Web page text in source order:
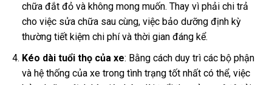
chữa đắt đỏ và không mong muốn. Thay vì phải chi trả
cho việc sửa chữa sau cùng, việc bảo dưỡng định kỳ
thường tiết kiệm chi phí và thời gian đáng kể.
Kéo dài tuổi thọ của xe: Bằng cách duy trì các bộ phận
và hệ thống của xe trong tình trạng tốt nhất có thể, việc